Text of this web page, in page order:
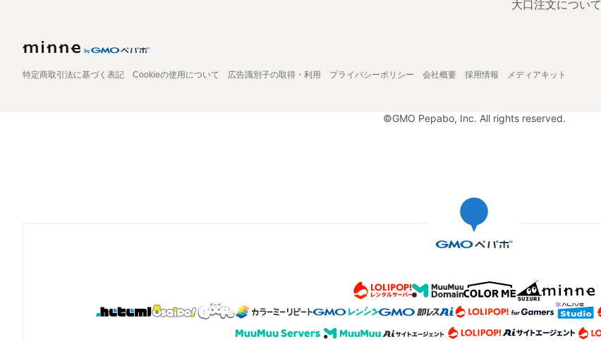
大口注文について
特定商取引法に基づく表記 Cookieの使用について 広告識別子の取得・利用 プライバシーポリシー 会社概要 採用情報 メディアキット
©GMO Pepabo, Inc. All rights reserved.